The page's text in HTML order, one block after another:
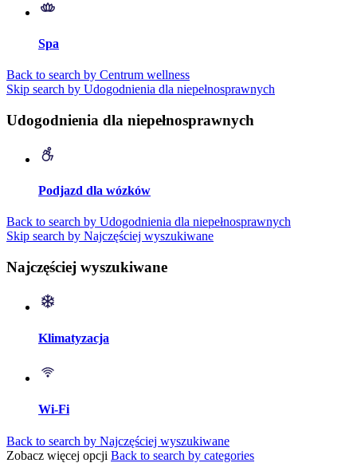
Spa
Back to search by Centrum wellness
Skip search by Udogodnienia dla niepełnosprawnych
Udogodnienia dla niepełnosprawnych
Podjazd dla wózków
Back to search by Udogodnienia dla niepełnosprawnych
Skip search by Najczęściej wyszukiwane
Najczęściej wyszukiwane
Klimatyzacja
Wi-Fi
Back to search by Najczęściej wyszukiwane
Zobacz więcej opcji Back to search by categories